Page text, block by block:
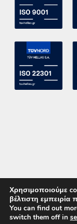
Χρησιμοποιούμε
βέλτιστη
You can find out
switch them off in